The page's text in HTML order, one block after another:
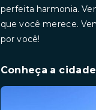
perfeita harmonia.
que você merece.
por você!
Conheça a